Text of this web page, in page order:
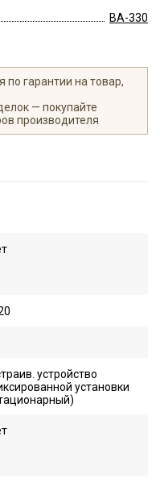
ВА-330
гарантии на товар,
— покупайте
производителя
устройство
установки